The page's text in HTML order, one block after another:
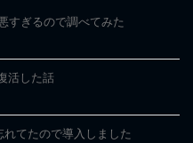
すぎるので調べてみた
活した話
てたので導入しました